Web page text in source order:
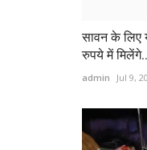
सावन के लिए
रुपये में
admin Jul 9,